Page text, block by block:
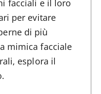
facciali e il loro
per evitare
di più
mimica facciale
esplora il